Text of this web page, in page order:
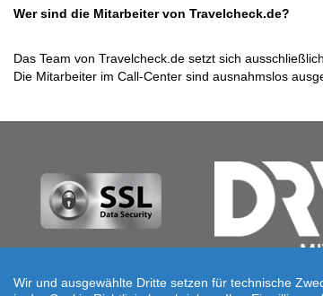
Wer sind die Mitarbeiter von Travelcheck.de?
Das Team von Travelcheck.de setzt sich
Die Mitarbeiter im Call-Center sind ausnahmslos
Wir und ausgewählte Dritte setzen für technische